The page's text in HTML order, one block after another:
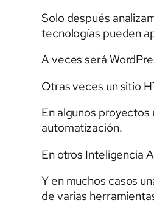
Solo después
tecnologías pueden
A veces será
Otras veces un sitio
En algunos proyectos
automatización.
En otros Inteligencia
Y en muchos casos
de varias